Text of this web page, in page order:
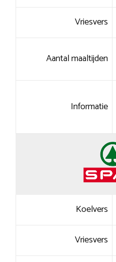
Vriesvers
Aantal maaltijden
Informatie
Koelvers
Vriesvers